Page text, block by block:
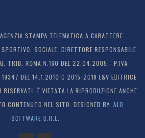
STAMPA TELEMATICA A CARATTERE
SOCIALE. DIRETTORE RESPONSABILE
TRIB. ROMA N.160 DEL 22.04.2005 - P.IVA
DEL 14.1.2010 C 2015-2019 L&V EDITRICE
È VIETATA LA RIPRODUZIONE ANCHE
CONTENUTO NEL SITO. DESIGNED BY: ALO
SOFTWARE S.R.L.